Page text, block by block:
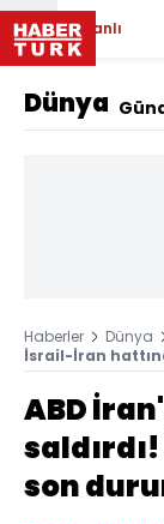
Canlı
Dünya
Haberler Dünya
İsrail-İran
ABD
son